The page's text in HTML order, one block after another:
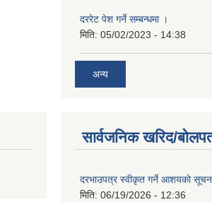
दररेट पेश गर्ने सम्बन्धमा ।
मिति: 05/02/2023 - 14:38
अन्य
सार्वजनिक खरिद/
दरभाउपत्र स्वीकृत गर्ने आशयको
मिति: 06/19/2026 - 12:36